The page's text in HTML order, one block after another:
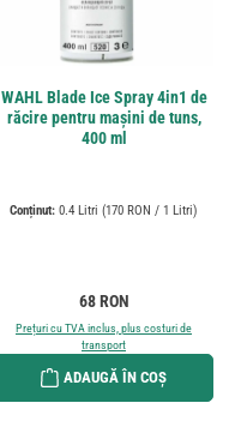
WAHL Blade Ice Spray 4in1 de
răcire pentru mașini de tuns,
400 ml
Conținut: 0.4 Litri (170 RON / 1 Litri)
Preț obișnuit:
68 RON
Prețuri cu TVA inclus, plus costuri de
transport
ADAUGĂ ÎN COȘ